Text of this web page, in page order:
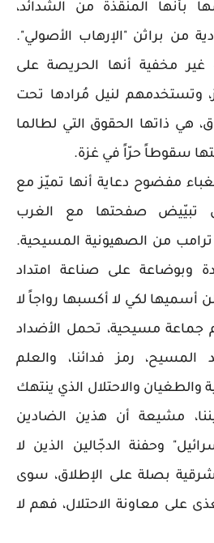
بأنها المنقذة من الشدائد،
من براثن "الإرهاب الأصولي".
غير مخفية أنها الحريصة على
وتستخدمهم لنيل مُرادها تحت
هي ذاتها الحقوق التي لطالما
سقوطاً حرّاً في غزة.
مفضوح دعاية أنها تميّز مع
تبيّيض صفحتها مع الغرب
من الصهيونية المسيحية.
وبوضاعة على صناعة امتداد
أسميها لكي لا أكسبها رواجاً لا
جماعة مسيحية، تحمل الأضداد
رمز فدائنا، والعلم
والطغيان والاحتلال الذي ينتهك
مشيعة أن هذين الضادين
وحفنة الدجّالين الذين لا
بصلة على الإطلاق، سوى
على معاونة الاحتلال، فهم لا